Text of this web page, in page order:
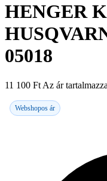
HENGER
05018
11 100 Ft Az ár
Webshopos ár